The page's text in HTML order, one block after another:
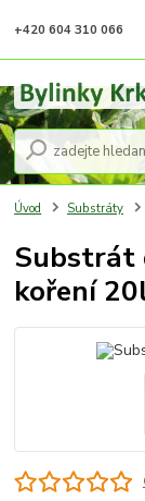
+420 604 310 066
Úvod Substráty
Substrát
koření